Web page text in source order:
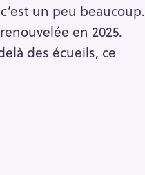
un peu beaucoup.
en 2025.
des écueils, ce